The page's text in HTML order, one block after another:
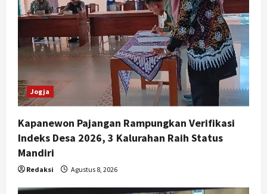
Jogja
Kapanewon Pajangan Rampungkan Verifikasi
Indeks Desa 2026, 3 Kalurahan Raih Status
Mandiri
Redaksi Agustus 8, 2026